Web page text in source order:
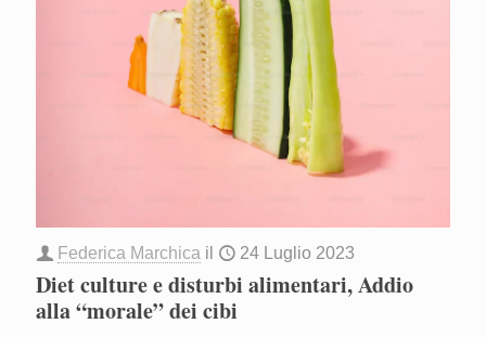
Federica Marchica il 24 Luglio 2023
Diet culture e disturbi alimentari, Addio
alla “morale” dei cibi